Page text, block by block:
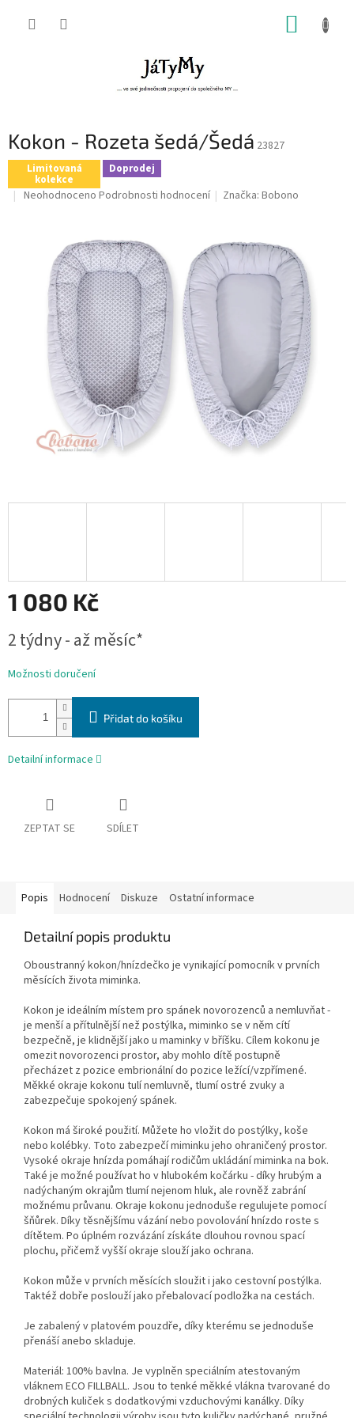
Kokon - Rozeta šedá/Šedá 23827
Limitovaná
kolekce
Doprodej
Průměrné
hvězdiček.
Neohodnoceno Podrobnosti hodnocení Značka:Bobono
1 080 Kč
cena:
2 týdny - až měsíc*
Možnosti doručení
Přidat do košíku
Detailní informace
ZEPTAT SE SDÍLET
Popis Hodnocení Diskuze Ostatní informace
Detailní popis produktu
Oboustranný kokon/hnízdečko je vynikající pomocník v prvních
měsících života miminka.
Kokon je ideálním místem pro spánek novorozenců a nemluvňat -
je menší a přítulnější než postýlka, miminko se v něm cítí
bezpečně, je klidnější jako u maminky v bříšku. Cílem kokonu je
omezit novorozenci prostor, aby mohlo dítě postupně
přecházet z pozice embrionální do pozice ležící/vzpřímené.
Měkké okraje kokonu tulí nemluvně, tlumí ostré zvuky a
zabezpečuje spokojený spánek.
Kokon má široké použití. Můžete ho vložit do postýlky, koše
nebo kolébky. Toto zabezpečí miminku jeho ohraničený prostor.
Vysoké okraje hnízda pomáhají rodičům ukládání miminka na bok.
Také je možné používat ho v hlubokém kočárku - díky hrubým a
nadýchaným okrajům tlumí nejenom hluk, ale rovněž zabrání
možnému průvanu. Okraje kokonu jednoduše regulujete pomocí
šňůrek. Díky těsnějšímu vázání nebo povolování hnízdo roste s
dítětem. Po úplném rozvázání získáte dlouhou rovnou spací
plochu, přičemž vyšší okraje slouží jako ochrana.
Kokon může v prvních měsících sloužit i jako cestovní postýlka.
Taktéž dobře poslouží jako přebalovací podložka na cestách.
Je zabalený v platovém pouzdře, díky kterému se jednoduše
přenáší anebo skladuje.
Materiál: 100% bavlna. Je vyplněn speciálním atestovaným
vláknem ECO FILLBALL. Jsou to tenké měkké vlákna tvarované do
drobných kuliček s dodatkovými vzduchovými kanálky. Díky